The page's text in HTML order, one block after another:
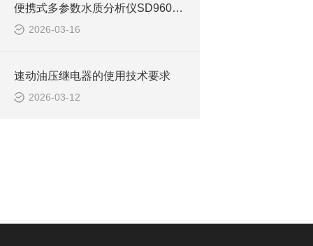
便携式多参数水质分析仪SD9609的简介
2026-03-16
速动油压继电器的使用技术要求
2026-03-12